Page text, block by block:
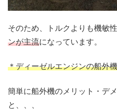
そのため、トルクよりも機敏
ンが主流になっています。
＊ディーゼルエンジンの船外
簡単に船外機のメリット・デ
と、、、